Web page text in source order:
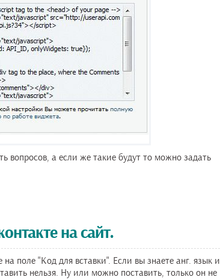
а если же такие будут то можно задать
на сайт.
поле "Код для вставки". Если вы знаете анг. язык и
нельзя. Ну или можно поставить, только он не